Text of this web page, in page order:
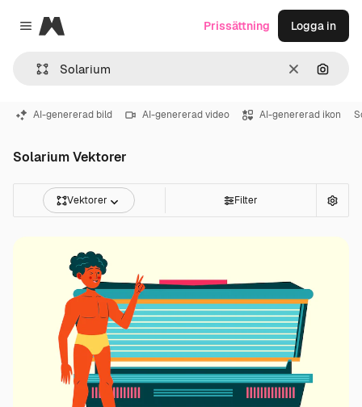
Close menu
Magnific
RensaSök
Prissättning Logga in
AI-genererad bild AI-genererad video AI-genererad ikon
Solarium Vektorer
Vektorer Filter